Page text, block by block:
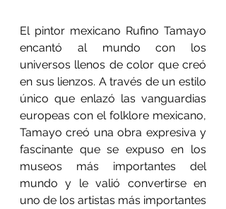
El pintor mexicano Rufino Tamayo
encantó al mundo con los
universos llenos de color que creó
en sus lienzos. A través de un estilo
único que enlazó las vanguardias
europeas con el folklore mexicano,
Tamayo creó una obra expresiva y
fascinante que se expuso en los
museos más importantes del
mundo y le valió convertirse en
uno de los artistas más importantes